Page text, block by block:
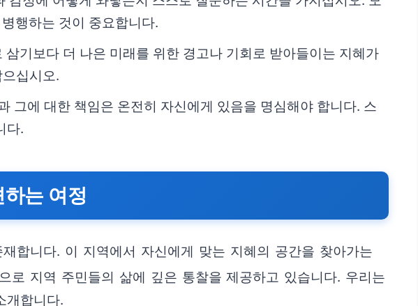
행하는 것이 중요합니다.
기보다 더 나은 미래를 위한 경고나 기회로 받아들이는 지혜가
십시오.
그에 대한 책임은 온전히 자신에게 있음을 명심해야 합니다. 스
다.
는 여정
합니다. 이 지역에서 자신에게 맞는 지혜의 공간을 찾아가는
로 지역 주민들의 삶에 깊은 통찰을 제공하고 있습니다. 우리는
개합니다.